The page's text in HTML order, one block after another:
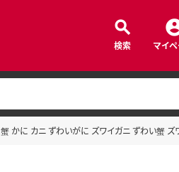
検索 マイ
に カニ ずわいがに ズワイガニ ずわい蟹